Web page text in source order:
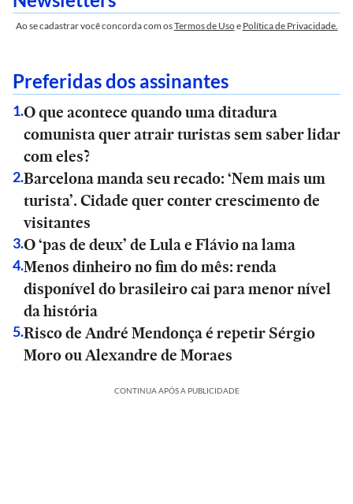
Ao se cadastrar você concorda com osTermos de Usoe Política de Privacidade.
Preferidas dos assinantes
1.O que acontece quando uma ditadura
comunista quer atrair turistas sem saber lidar
com eles?
2.Barcelona manda seu recado: ‘Nem mais um
turista’. Cidade quer conter crescimento de
visitantes
3.O ‘pas de deux’ de Lula e Flávio na lama
4.Menos dinheiro no fim do mês: renda
disponível do brasileiro cai para menor nível
da história
5.Risco de André Mendonça é repetir Sérgio
Moro ou Alexandre de Moraes
CONTINUA APÓS A PUBLICIDADE